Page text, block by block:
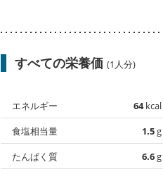
すべての栄養価 (1人分)
エネルギー 64kcal
食塩相当量
1.5g
たんぱく質
6.6g